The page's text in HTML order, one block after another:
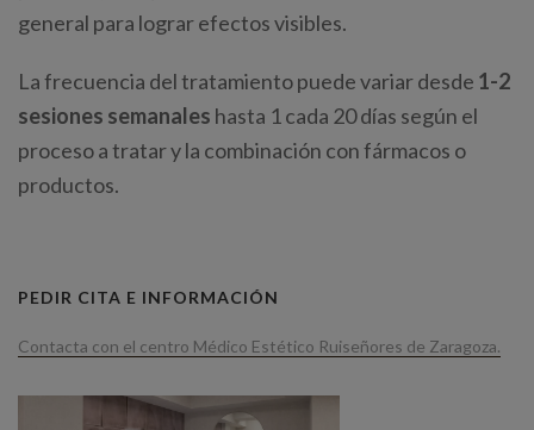
general para lograr efectos visibles.
La frecuencia del tratamiento puede variar desde 1-2
sesiones semanales hasta 1 cada 20 días según el
proceso a tratar y la combinación con fármacos o
productos.
PEDIR CITA E INFORMACIÓN
Contacta con el centro Médico Estético Ruiseñores de Zaragoza.